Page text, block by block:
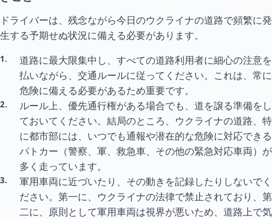
ドライバーは、残念ながら今日のウクライナの道路で頻繁に発
生する予期せぬ状況に備える必要があります。
道路に最大限集中し、すべての道路利用者に細心の注意を
払いながら、交通ルールに従ってください。これは、常に
危険に備える必要があるため重要です。
ルール上、優先通行権がある場合でも、道を譲る準備をし
ておいてください。結局のところ、ウクライナの道路、特
に都市部には、いつでも通報や潜在的な危険に対応できる
パトカー（警察、軍、救急車、その他の緊急対応車両）が
多く走っています。
軍用車両に近づいたり、その動きを記録したりしないでく
ださい。第一に、ウクライナの法律で禁止されており、第
二に、原則として軍用車両は視界が悪いため、道路上で気